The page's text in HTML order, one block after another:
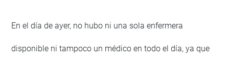
En el día de ayer, no hubo ni una sola enfermera
disponible ni tampoco un médico en todo el día, ya que